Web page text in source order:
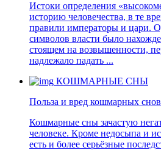
Истоки определения
историю человечества, в те
правили императоры и цари.
символов власти было
стоящем на возвышенности,
надлежало падать ...
КОШМАРНЫЕ СНЫ
Польза и вред кошмарных
Кошмарные сны зачастую
человеке. Кроме недосыпа и
есть и более серьёзные